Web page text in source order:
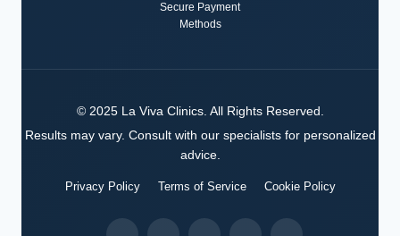
Secure Payment
Methods
© 2025 La Viva Clinics. All Rights Reserved.
Results may vary. Consult with our specialists for personalized
advice.
Privacy Policy Terms of Service Cookie Policy